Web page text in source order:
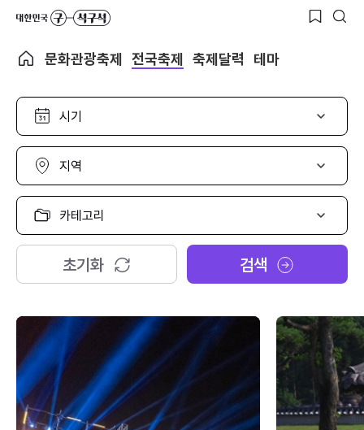
문화관광축제 전국축제 축제달력 테마
시
선
택
지
선
택
카
고
리
택
초기화 검색